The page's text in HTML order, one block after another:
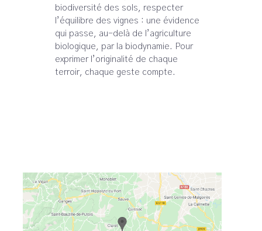
biodiversité des sols, respecter
l’équilibre des vignes : une évidence
qui passe, au-delà de l’agriculture
biologique, par la biodynamie. Pour
exprimer l’originalité de chaque
terroir, chaque geste compte.